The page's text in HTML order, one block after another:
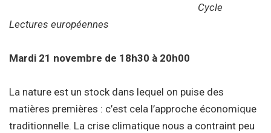
Cycle
Lectures européennes
Mardi 21 novembre de 18h30 à 20h00
La nature est un stock dans lequel on puise des
matières premières : c’est cela l’approche économique
traditionnelle. La crise climatique nous a contraint peu